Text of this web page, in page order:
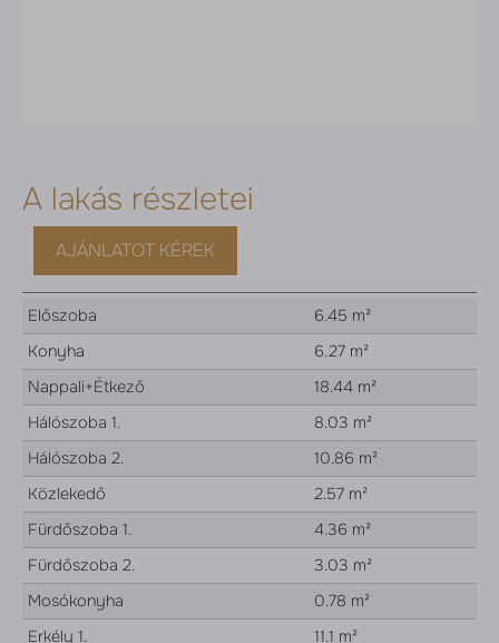
A lakás részletei
AJÁNLATOT KÉREK
Előszoba
6.45 m²
Konyha
6.27 m²
Nappali+Étkező
18.44 m²
Hálószoba 1.
8.03 m²
Hálószoba 2.
10.86 m²
Közlekedő
2.57 m²
Fürdőszoba 1.
4.36 m²
Fürdőszoba 2.
3.03 m²
Mosókonyha
0.78 m²
Erkély 1.
11.1 m²